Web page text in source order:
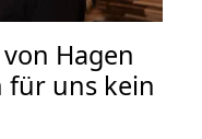
Hagen
für uns kein